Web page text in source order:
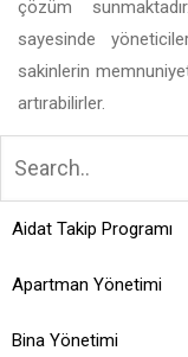
çözüm
sayesinde
sakinlerin
artırabilirler.
Aidat Takip Programı
Apartman Yönetimi
Bina Yönetimi